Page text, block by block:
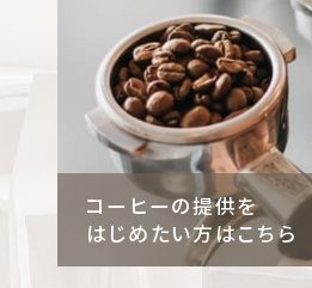
コーヒーの提供を
はじめたい方はこちら